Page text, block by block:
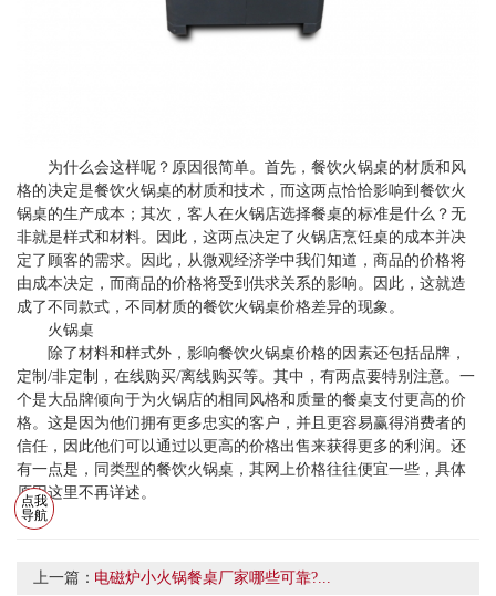
为什么会这样呢？原因很简单。首先，餐饮火锅桌的材质和风
格的决定是餐饮火锅桌的材质和技术，而这两点恰恰影响到餐饮火
锅桌的生产成本；其次，客人在火锅店选择餐桌的标准是什么？无
非就是样式和材料。因此，这两点决定了火锅店烹饪桌的成本并决
定了顾客的需求。因此，从微观经济学中我们知道，商品的价格将
由成本决定，而商品的价格将受到供求关系的影响。因此，这就造
成了不同款式，不同材质的餐饮火锅桌价格差异的现象。
火锅桌
除了材料和样式外，影响餐饮火锅桌价格的因素还包括品牌，
定制/非定制，在线购买/离线购买等。其中，有两点要特别注意。一
个是大品牌倾向于为火锅店的相同风格和质量的餐桌支付更高的价
格。这是因为他们拥有更多忠实的客户，并且更容易赢得消费者的
信任，因此他们可以通过以更高的价格出售来获得更多的利润。还
有一点是，同类型的餐饮火锅桌，其网上价格往往便宜一些，具体
原因这里不再详述。
上一篇： 电磁炉小火锅餐桌厂家哪些可靠?...
点我
导航